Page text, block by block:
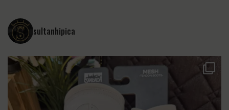
sultanhipica